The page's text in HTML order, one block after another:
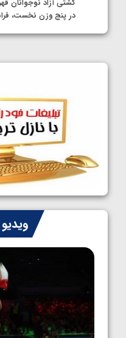
کشتی آزاد نوجوانان
در پنج وزن نخست،
1405/05/11
کشتی آزاد نوجوانان
ایران مشخص شدند
1405/05/08
کشتی فرنگی
سوم برای ایران
1405/05/07
ایران چشم به راه
کشتی فرنگی نوجوانان
1405/05/06